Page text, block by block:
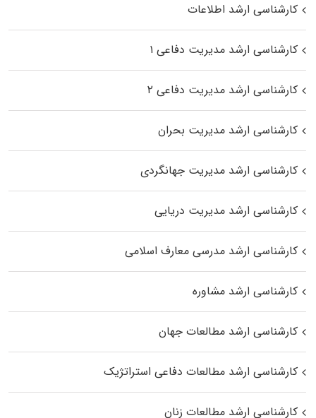
کارشناسی ارشد اطلاعات
کارشناسی ارشد مدیریت دفاعی ۱
کارشناسی ارشد مدیریت دفاعی ۲
کارشناسی ارشد مدیریت بحران
کارشناسی ارشد مدیریت جهانگردی
کارشناسی ارشد مدیریت دریایی
کارشناسی ارشد مدرسی معارف اسلامی
کارشناسی ارشد مشاوره
کارشناسی ارشد مطالعات جهان
کارشناسی ارشد مطالعات دفاعی استراتژیک
کارشناسی ارشد مطالعات زنان